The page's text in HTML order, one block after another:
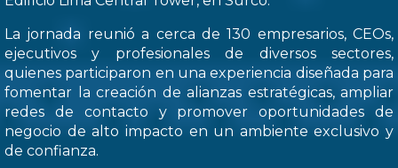
La jornada reunió a cerca de 130 empresarios, CEOs,
ejecutivos y profesionales de diversos sectores,
quienes participaron en una experiencia diseñada para
fomentar la creación de alianzas estratégicas, ampliar
redes de contacto y promover oportunidades de
negocio de alto impacto en un ambiente exclusivo y
de confianza.